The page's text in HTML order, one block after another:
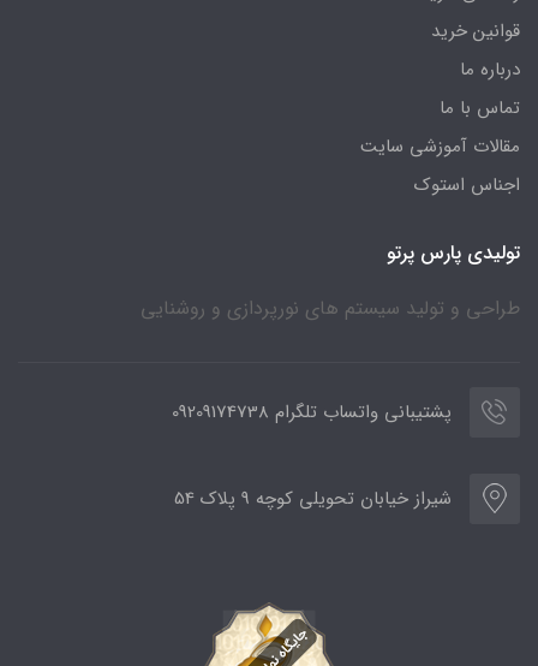
قوانین خرید
درباره ما
تماس با ما
مقالات آموزشی سایت
اجناس استوک
تولیدی پارس پرتو
طراحی و تولید سیستم های نورپردازی و روشنایی
پشتیبانی واتساب تلگرام 09209174738
شیراز خیابان تحویلی کوچه 9 پلاک 54